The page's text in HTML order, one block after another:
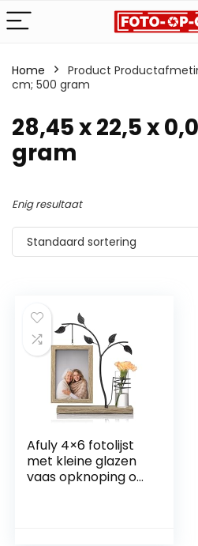
Home Product
cm; 500 gram
‎28,45 x 22,5 x
gram
Enig resultaat
Standaard sortering
Afuly 4×6 fotolijst
met kleine glazen
vaas opknoping op